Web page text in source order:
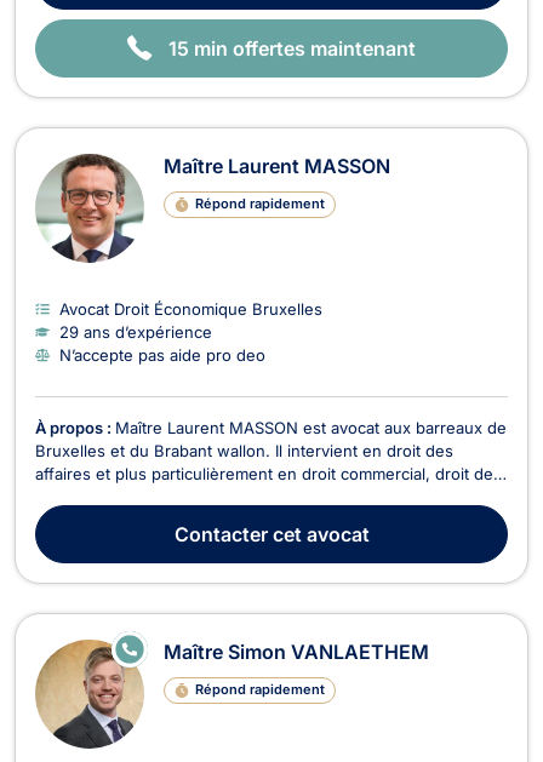
15 min offertes maintenant
Maître Laurent MASSON
Répond rapidement
Avocat Droit Économique Bruxelles
29 ans d’expérience
N’accepte pas aide pro deo
À propos : Maître Laurent MASSON est avocat aux barreaux de
Bruxelles et du Brabant wallon. Il intervient en droit des
affaires et plus particulièrement en droit commercial, droit de
numérique, et en droit de la protection des données
personnelles (RGPD). Il exerce en droit co...
Contactercet avocat
Maître Simon VANLAETHEM
Répond rapidement
E
N
LI
E